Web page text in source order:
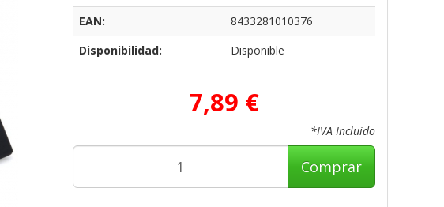
EAN:
8433281010376
Disponibilidad:
Disponible
7,89 €
*IVA Incluido
Comprar